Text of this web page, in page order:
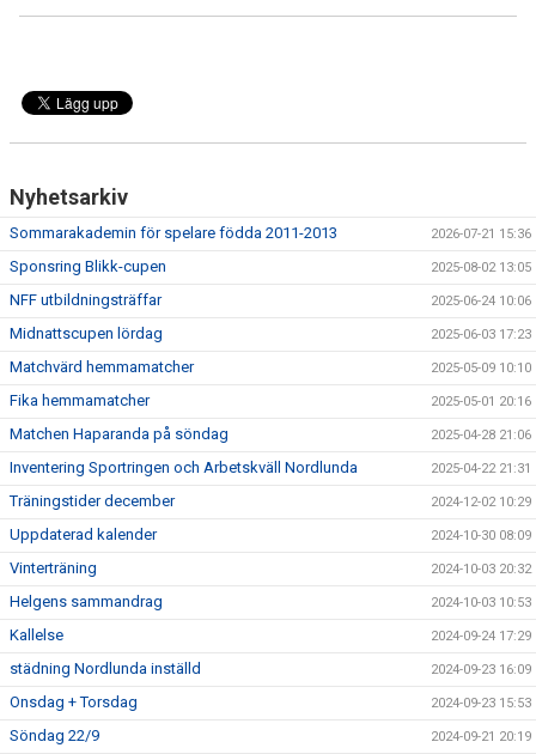
Nyhetsarkiv
Sommarakademin för spelare födda 2011-2013 2026-07-21 15:36
Sponsring Blikk-cupen 2025-08-02 13:05
NFF utbildningsträffar 2025-06-24 10:06
Midnattscupen lördag 2025-06-03 17:23
Matchvärd hemmamatcher 2025-05-09 10:10
Fika hemmamatcher 2025-05-01 20:16
Matchen Haparanda på söndag 2025-04-28 21:06
Inventering Sportringen och Arbetskväll Nordlunda 2025-04-22 21:31
Träningstider december 2024-12-02 10:29
Uppdaterad kalender 2024-10-30 08:09
Vinterträning 2024-10-03 20:32
Helgens sammandrag 2024-10-03 10:53
Kallelse 2024-09-24 17:29
städning Nordlunda inställd 2024-09-23 16:09
Onsdag + Torsdag 2024-09-23 15:53
Söndag 22/9 2024-09-21 20:19